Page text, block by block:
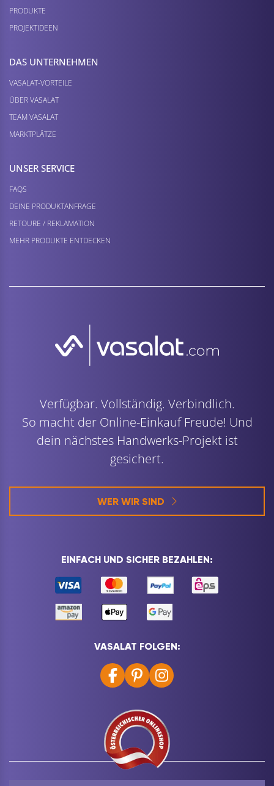
PRODUKTE
PROJEKTIDEEN
DAS UNTERNEHMEN
VASALAT-VORTEILE
ÜBER VASALAT
TEAM VASALAT
MARKTPLÄTZE
UNSER SERVICE
FAQS
DEINE PRODUKTANFRAGE
RETOURE / REKLAMATION
MEHR PRODUKTE ENTDECKEN
Verfügbar. Vollständig. Verbindlich.
So macht der Online-Einkauf Freude! Und
dein nächstes Handwerks-Projekt ist
gesichert.
WER WIR SIND
EINFACH UND SICHER BEZAHLEN:
VASALAT FOLGEN: